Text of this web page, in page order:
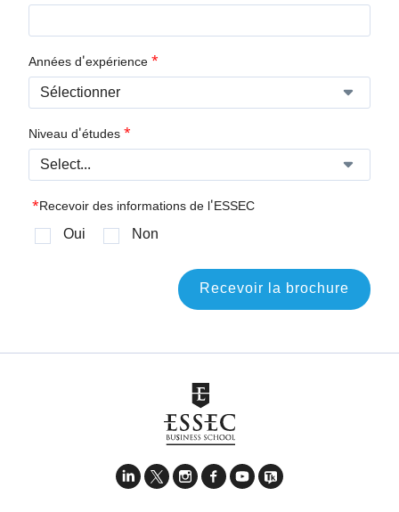
*
Années d'expérience
*
Niveau d'études
*Recevoir des informations de l'ESSEC
Oui Non
Recevoir la brochure